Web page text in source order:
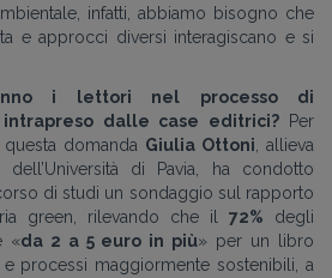
infatti, abbiamo bisogno che
e approcci diversi interagiscano e si
i lettori nel processo di
intrapreso dalle case editrici?Per
domanda Giulia Ottoni , allieva
di Pavia, ha condotto
di studi un sondaggio sul rapporto
green, rilevando che il 72% degli
«da 2 a 5 euro in più» per un libro
processi maggiormente sostenibili, a